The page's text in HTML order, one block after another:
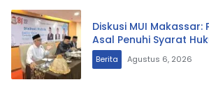
Diskusi MUI Makassar:
Asal Penuhi Syarat
Berita Agustus 6, 2026